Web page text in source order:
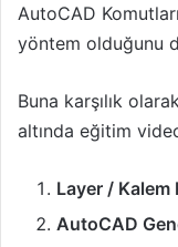
AutoCAD
yöntem olduğunu
Buna karşılık
altında eğitim
Layer / Kalem
AutoCAD